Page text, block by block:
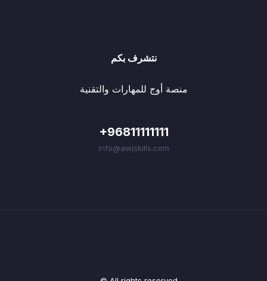
نتشرف بكم
منصة أوج للمهارات والتقنية
+96811111111
info@awjskills.com